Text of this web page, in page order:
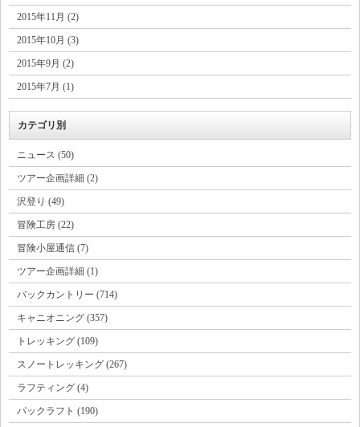
2015年11月 (2)
2015年10月 (3)
2015年9月 (2)
2015年7月 (1)
カテゴリ別
ニュース (50)
ツアー企画詳細 (2)
沢登り (49)
冒険工房 (22)
冒険小屋通信 (7)
ツアー企画詳細 (1)
バックカントリー (714)
キャニオニング (357)
トレッキング (109)
スノートレッキング (267)
ラフティング (4)
パックラフト (190)